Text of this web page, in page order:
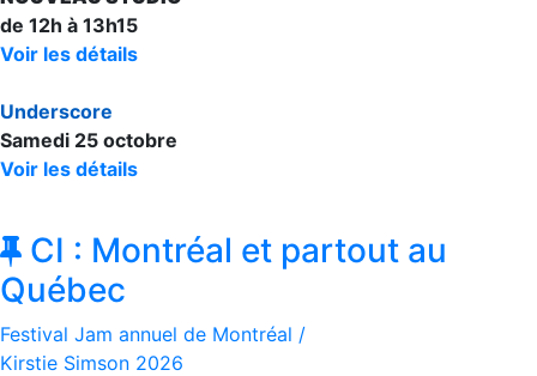
de 12h à 13h15
Voir les détails
Underscore
Samedi 25 octobre
Voir les détails
CI : Montréal et partout au
Québec
Festival Jam annuel de Montréal /
Kirstie Simson 2026